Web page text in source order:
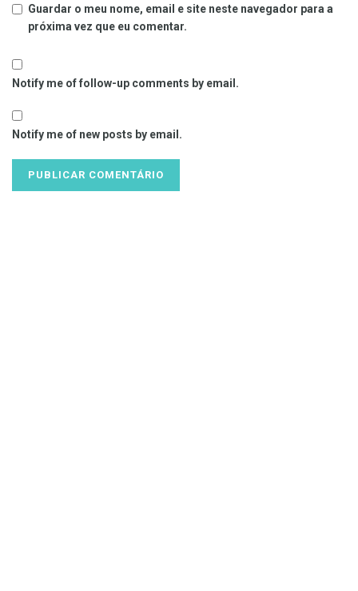
Guardar o meu nome, email e site neste navegador para a
próxima vez que eu comentar.
Notify me of follow-up comments by email.
Notify me of new posts by email.